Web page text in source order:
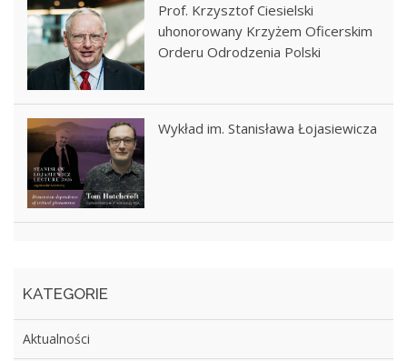
Prof. Krzysztof Ciesielski
uhonorowany Krzyżem Oficerskim
Orderu Odrodzenia Polski
Wykład im. Stanisława Łojasiewicza
KATEGORIE
Aktualności